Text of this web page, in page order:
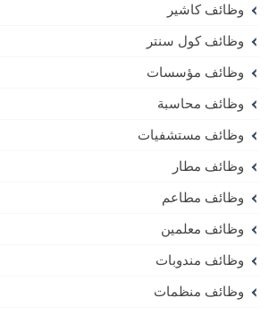
وظائف كاشير
وظائف كول سنتر
وظائف مؤسسات
وظائف محاسبة
وظائف مستشفيات
وظائف مطار
وظائف مطاعم
وظائف معلمين
وظائف مندوبات
وظائف منظمات